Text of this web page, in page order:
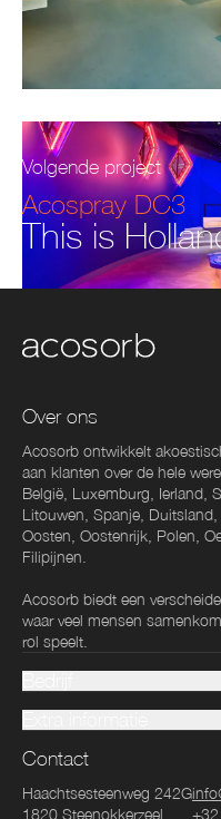
Volgende project
Acospray DC3
This is
Over ons
Acosorb ontwikkelt
aan klanten over de hele
België, Luxemburg, Ierland,
Litouwen, Spanje,
Oosten, Oostenrijk, Polen,
Filipijnen.
Acosorb biedt een
waar veel mensen
rol speelt.
Contact
Haachtsesteenweg 242G
1820 Steenokkerzeel